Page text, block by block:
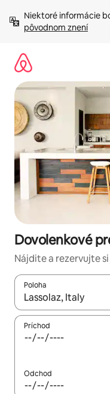
obsah.
Niektoré informácie
pôvodnom znení
Dovolenkové
Nájdite a rezervujte
Poloha
Keď budú výsledky k
Príchod
Odchod